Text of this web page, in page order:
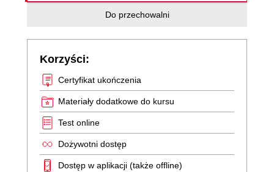
Do przechowalni
Korzyści:
Certyfikat ukończenia
Materiały dodatkowe do kursu
Test online
Dożywotni dostęp
Dostęp w aplikacji (także offline)